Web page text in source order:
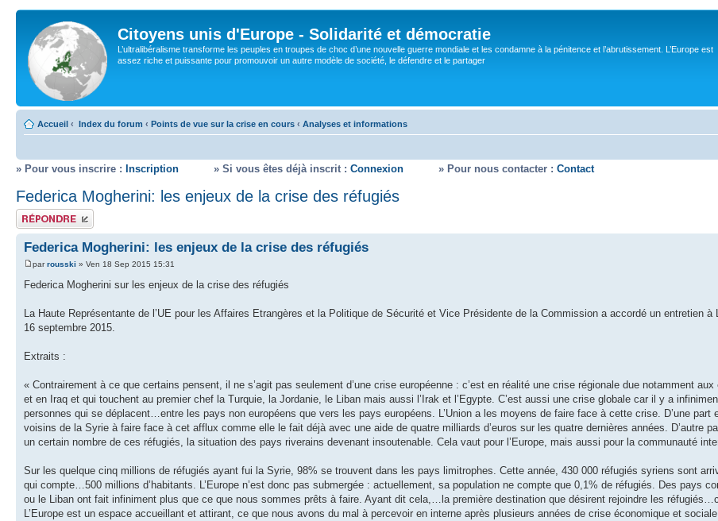
Citoyens unis d'Europe - Solidarité et démocratie
L’ultralibéralisme transforme les peuples en troupes de choc d’une nouvelle guerre mondiale et les condamne à la pénitence et l’abrutissement. L’Europe est
assez riche et puissante pour promouvoir un autre modèle de société, le défendre et le partager
Accueil ‹ Index du forum ‹ Points de vue sur la crise en cours ‹ Analyses et informations
» Pour vous inscrire : Inscription » Si vous êtes déjà inscrit : Connexion » Pour nous contacter : Contact
Federica Mogherini: les enjeux de la crise des réfugiés
Répondre
Federica Mogherini: les enjeux de la crise des réfugiés
parrousski » Ven 18 Sep 2015 15:31
Federica Mogherini sur les enjeux de la crise des réfugiés
La Haute Représentante de l’UE pour les Affaires Etrangères et la Politique de Sécurité et Vice Présidente de la Commission a accordé un entretien à
16 septembre 2015.
Extraits :
« Contrairement à ce que certains pensent, il ne s’agit pas seulement d’une crise européenne : c’est en réalité une crise régionale due notamment
et en Iraq et qui touchent au premier chef la Turquie, la Jordanie, le Liban mais aussi l’Irak et l’Egypte. C’est aussi une crise globale car il y a
personnes qui se déplacent…entre les pays non européens que vers les pays européens. L’Union a les moyens de faire face à cette crise. D’une part
voisins de la Syrie à faire face à cet afflux comme elle le fait déjà avec une aide de quatre milliards d’euros sur les quatre dernières années. D’autre
un certain nombre de ces réfugiés, la situation des pays riverains devenant insoutenable. Cela vaut pour l’Europe, mais aussi pour la communauté
Sur les quelque cinq millions de réfugiés ayant fui la Syrie, 98% se trouvent dans les pays limitrophes. Cette année, 430 000 réfugiés syriens sont
qui compte…500 millions d’habitants. L’Europe n’est donc pas submergée : actuellement, sa population ne compte que 0,1% de réfugiés. Des pays
ou le Liban ont fait infiniment plus que ce que nous sommes prêts à faire. Ayant dit cela,…la première destination que désirent rejoindre les
L’Europe est un espace accueillant et attirant, ce que nous avons du mal à percevoir en interne après plusieurs années de crise économique et